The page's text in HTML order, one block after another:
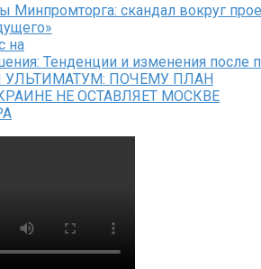
Минпромторга: скандал вокруг
на
Тенденции и изменения после
ПОЧЕМУ ПЛАН
НЕ ОСТАВЛЯЕТ МОСКВЕ